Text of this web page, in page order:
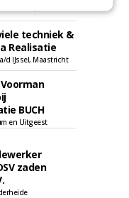
techniek &
Realisatie
d IJssel, Maastricht
BUCH
en Uitgeest
zaden